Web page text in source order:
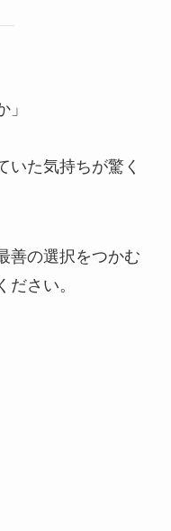
いた気持ちが驚く
善の選択をつかむ
さい。